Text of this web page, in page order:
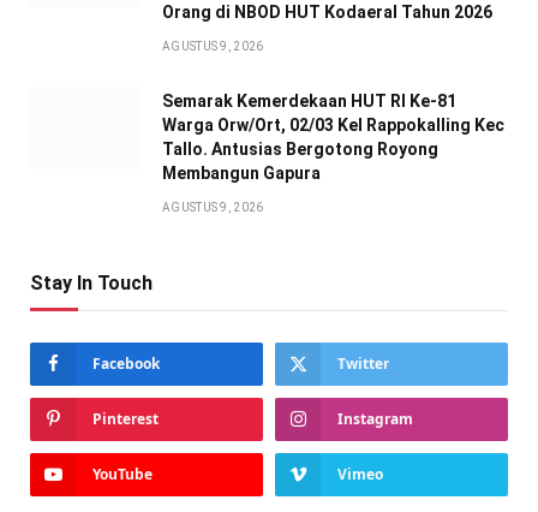
Orang di NBOD HUT Kodaeral Tahun 2026
AGUSTUS 9, 2026
Semarak Kemerdekaan HUT RI Ke-81
Warga Orw/Ort, 02/03 Kel Rappokalling Kec
Tallo. Antusias Bergotong Royong
Membangun Gapura
AGUSTUS 9, 2026
Stay In Touch
Facebook Twitter
Pinterest Instagram
YouTube Vimeo